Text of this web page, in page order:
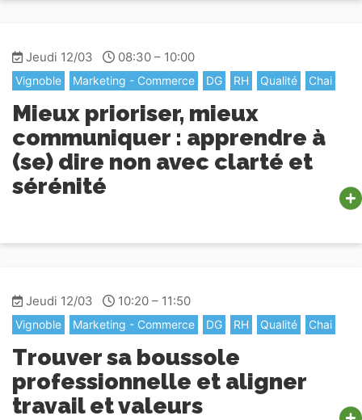
Jeudi 12/03 08:30 – 10:00
Vignoble Marketing - Commerce DG RH Qualité Chai
Mieux prioriser, mieux
communiquer : apprendre à
(se) dire non avec clarté et
sérénité
Jeudi 12/03 10:20 – 11:50
Vignoble Marketing - Commerce DG RH Qualité Chai
Trouver sa boussole
professionnelle et aligner
travail et valeurs